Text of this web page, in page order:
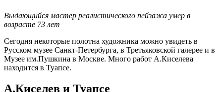
Выдающийся мастер реалистического пейзажа умер в
возрасте 73 лет
Сегодня некоторые полотна художника можно увидеть в
Русском музее Санкт-Петербурга, в Третьяковской галерее и в
Музее им.Пушкина в Москве. Много работ А.Киселева
находится в Туапсе.
А.Киселев и Туапсе